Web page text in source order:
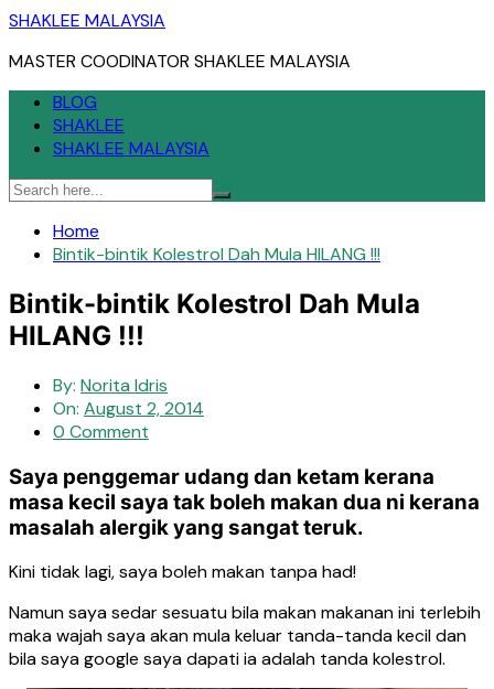
Skip
content
SHAKLEE MALAYSIA
MASTER COODINATOR SHAKLEE MALAYSIA
BLOG
SHAKLEE
SHAKLEE MALAYSIA
Home
Bintik-bintik Kolestrol Dah Mula HILANG !!!
Bintik-bintik Kolestrol Dah Mula
HILANG !!!
By: Norita Idris
On: August 2, 2014
0 Comment
Saya penggemar udang dan ketam kerana
masa kecil saya tak boleh makan dua ni kerana
masalah alergik yang sangat teruk.
Kini tidak lagi, saya boleh makan tanpa had!
Namun saya sedar sesuatu bila makan makanan ini terlebih
maka wajah saya akan mula keluar tanda-tanda kecil dan
bila saya google saya dapati ia adalah tanda kolestrol.